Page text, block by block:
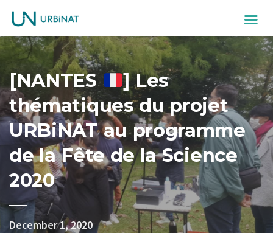
[NANTES
] Les
thématiques du projet
URBiNAT au programme
de la Fête de la Science
2020
December 1, 2020